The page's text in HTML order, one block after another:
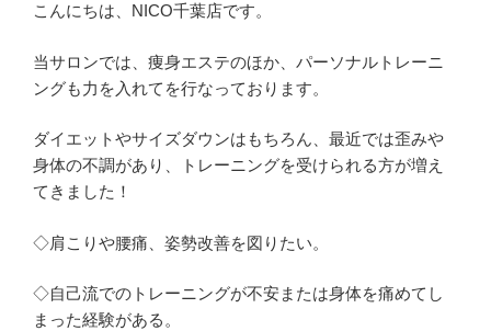
こんにちは、NICO千葉店です。
当サロンでは、痩身エステのほか、パーソナルトレーニ
ングも力を入れてを行なっております。
ダイエットやサイズダウンはもちろん、最近では歪みや
身体の不調があり、トレーニングを受けられる方が増え
てきました！
◇肩こりや腰痛、姿勢改善を図りたい。
◇自己流でのトレーニングが不安または身体を痛めてし
まった経験がある。